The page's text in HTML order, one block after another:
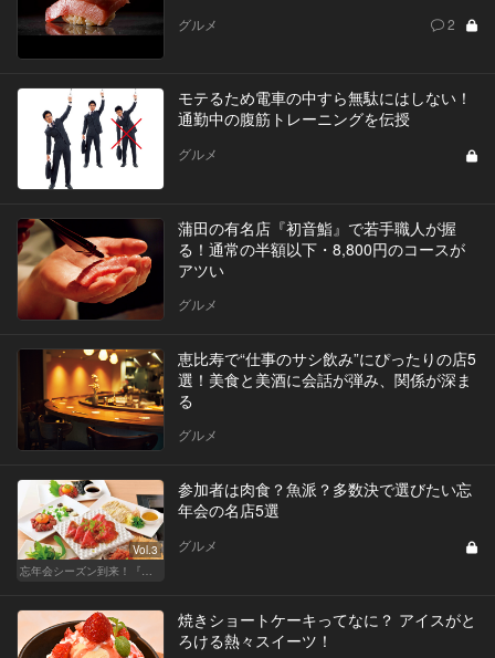
グルメ 2
モテるため電車の中すら無駄にはしない！
通勤中の腹筋トレーニングを伝授
グルメ
蒲田の有名店『初音鮨』で若手職人が握
る！通常の半額以下・8,800円のコースが
アツい
グルメ
恵比寿で“仕事のサシ飲み”にぴったりの店5
選！美食と美酒に会話が弾み、関係が深ま
る
グルメ
Vol.3
参加者は肉食？魚派？多数決で選びたい忘
年会の名店5選
グルメ
焼きショートケーキってなに？ アイスがと
ろける熱々スイーツ！